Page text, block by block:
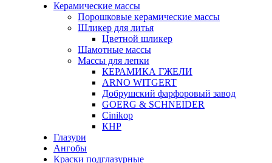
Керамические массы
Порошковые керамические массы
Шликер для литья
Цветной шликер
Шамотные массы
Массы для лепки
КЕРАМИКА ГЖЕЛИ
ARNO WITGERT
Добрушский фарфоровый завод
GOERG & SCHNEIDER
Cinikop
КНР
Глазури
Ангобы
Краски подглазурные